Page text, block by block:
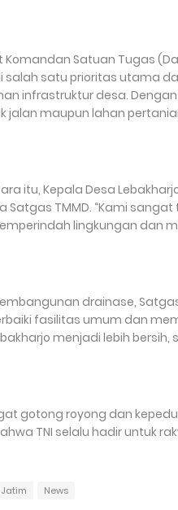
Komandan Satuan Tugas
salah satu prioritas utama
infrastruktur desa.
jalan maupun lahan
itu, Kepala Desa
Satgas TMMD. “Kami
lingkungan dan
drainase,
fasilitas umum dan
menjadi lebih
gotong royong dan
TNI selalu hadir untuk
Jatim News